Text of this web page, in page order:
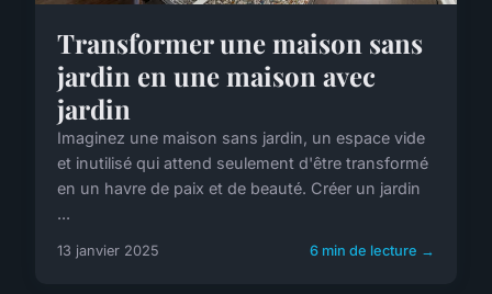
Transformer une maison sans
jardin en une maison avec
jardin
Imaginez une maison sans jardin, un espace vide
et inutilisé qui attend seulement d'être transformé
en un havre de paix et de beauté. Créer un jardin
...
13 janvier 2025 6 min de lecture →